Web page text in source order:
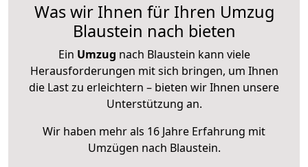
Was wir Ihnen für Ihren Umzug
Blaustein nach bieten
Ein Umzug nach Blaustein kann viele
Herausforderungen mit sich bringen, um Ihnen
die Last zu erleichtern – bieten wir Ihnen unsere
Unterstützung an.
Wir haben mehr als 16 Jahre Erfahrung mit
Umzügen nach Blaustein.